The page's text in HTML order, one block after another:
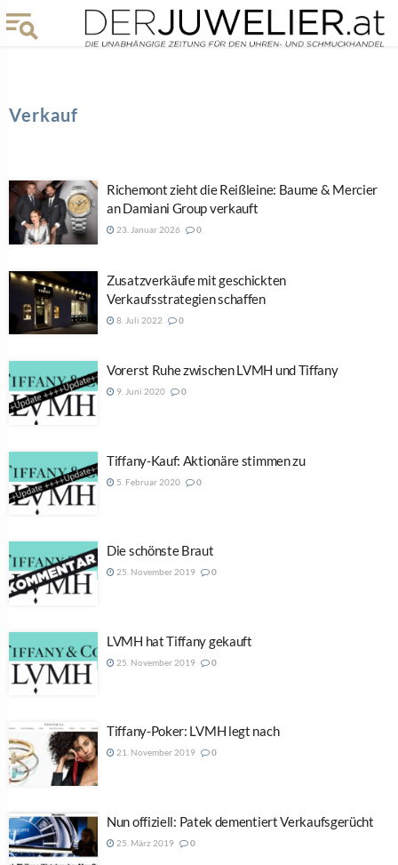
Verkauf
Richemont zieht die Reißleine: Baume & Mercier
an Damiani Group verkauft
23. Januar 2026 0
Zusatzverkäufe mit geschickten
Verkaufsstrategien schaffen
8. Juli 2022 0
Vorerst Ruhe zwischen LVMH und Tiffany
9. Juni 2020 0
Tiffany-Kauf: Aktionäre stimmen zu
5. Februar 2020 0
Die schönste Braut
25. November 2019 0
LVMH hat Tiffany gekauft
25. November 2019 0
Tiffany-Poker: LVMH legt nach
21. November 2019 0
Nun offiziell: Patek dementiert Verkaufsgerücht
25. März 2019 0